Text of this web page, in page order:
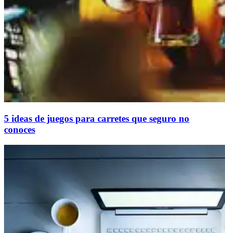
5 ideas de juegos para carretes que seguro no
conoces